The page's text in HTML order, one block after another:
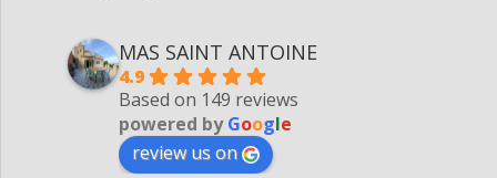
MAS SAINT ANTOINE
4.9
Based on 149 reviews
powered byGoogle
review us on